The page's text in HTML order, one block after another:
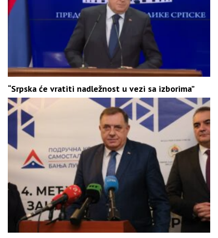
“Srpska će vratiti nadležnost u vezi sa izborima”